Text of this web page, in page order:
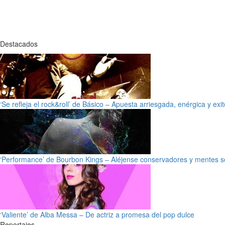
Destacados
‘Se refleja el rock&roll’ de Básico – Apuesta arriesgada, enérgica y
‘Performance’ de Bourbon Kings – Aléjense conservadores y mentes
‘Valiente’ de Alba Messa – De actriz a promesa del pop dulce